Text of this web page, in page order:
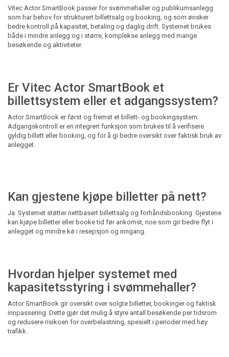
Vitec Actor SmartBook passer for svømmehaller og publikumsanlegg
som har behov for strukturert billettsalg og booking, og som ønsker
bedre kontroll på kapasitet, betaling og daglig drift. Systemet brukes
både i mindre anlegg og i større, komplekse anlegg med mange
besøkende og aktiviteter.
Er Vitec Actor SmartBook et
billettsystem eller et adgangssystem?
Actor SmartBook er først og fremst et billett- og bookingsystem.
Adgangskontroll er en integrert funksjon som brukes til å verifisere
gyldig billett eller booking, og for å gi bedre oversikt over faktisk bruk av
anlegget.
Kan gjestene kjøpe billetter på nett?
Ja. Systemet støtter nettbasert billettsalg og forhåndsbooking. Gjestene
kan kjøpe billetter eller booke tid før ankomst, noe som gir bedre flyt i
anlegget og mindre kø i resepsjon og inngang.
Hvordan hjelper systemet med
kapasitetsstyring i svømmehaller?
Actor SmartBook gir oversikt over solgte billetter, bookinger og faktisk
innpassering. Dette gjør det mulig å styre antall besøkende per tidsrom
og redusere risikoen for overbelastning, spesielt i perioder med høy
trafikk.